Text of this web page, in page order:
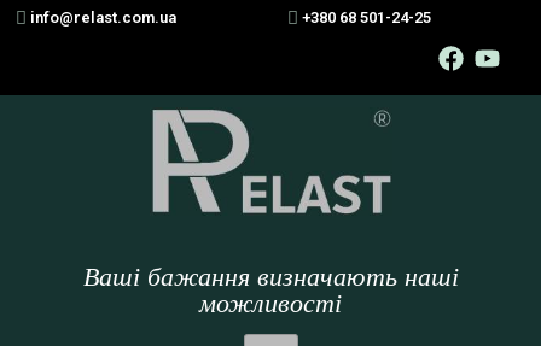
info@relast.com.ua +380 68 501-24-25
Ваші бажання визначають наші
можливості